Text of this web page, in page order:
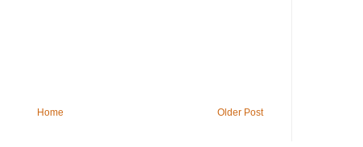
Older Post
Home